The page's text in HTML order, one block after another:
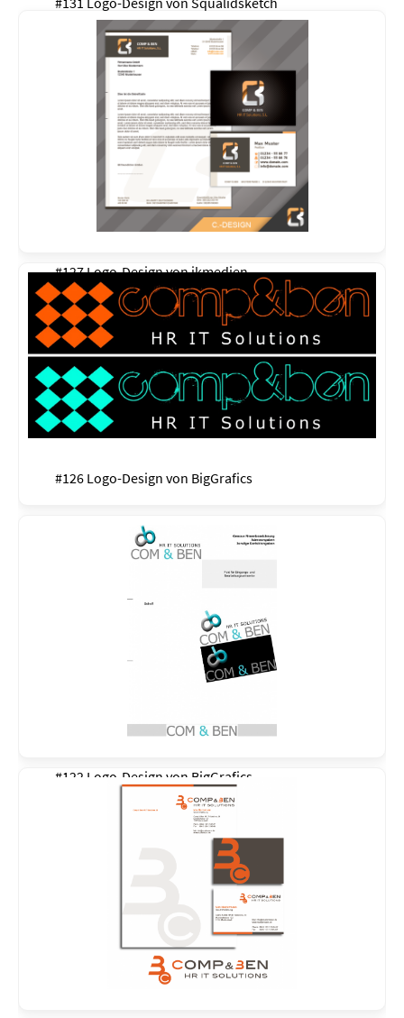
#127 Logo-Design vonikmedien
#126 Logo-Design von BigGrafics
#122 Logo-Design von BigGrafics